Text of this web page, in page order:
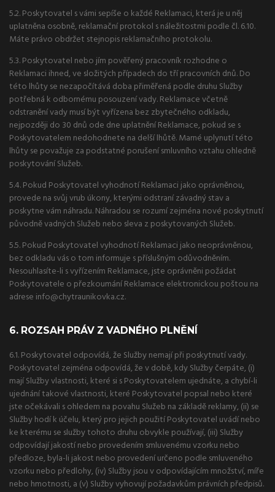
5.2. Poskytovatel s vámi sepíše o každé Reklamaci, která je u něj
uplatněna osobně, reklamační protokol s náležitostmi podle čl. 6.10.
Máte právo obdržet stejnopis reklamačního protokolu.
5.3. Poskytovatel nebo jím pověřený pracovník rozhodne o
Reklamaci ihned, ve složitých případech do tří pracovních dnů. Do
této lhůty se nezapočítává doba přiměřená podle druhu Služby
potřebná k odbornému posouzení vady. Reklamace včetně
odstranění vady musí být vyřízena bez zbytečného odkladu,
nejpozději do 30 dnů ode dne uplatnění Reklamace, pokud se s
Poskytovatelem nedohodnete na delší lhůtě. Marné uplynutí této
lhůty se považuje za podstatné porušení smluvního vztahu ohledně
poskytování Služeb.
5.4. Pokud Poskytovatel vyhodnotí Reklamaci jako oprávněnou,
provede na svůj vrub úkony, kterými odstraní závadný stav a
poskytne vám náhradu. Náhradou se rozumí zejména nové poskytnutí
původně vadných Služeb nebo sleva z poskytovaných Služeb.
5.5. Pokud Poskytovatel vyhodnotí Reklamaci jako neoprávněnou,
bez odkladu vás o tom informuje s příslušným odůvodněním.
Nesouhlasíte-li s vyřízením Reklamace, jste oprávněni požádat
Poskytovatele o přezkoumání Reklamace elektronickou poštou na
adrese info@chytraunikovka.cz.
6. ROZSAH PRÁV Z VADNÉHO PLNĚNÍ
6.1. Poskytovatel odpovídá, že Služby nemají při poskytnutí vady.
Poskytovatel zejména odpovídá, že v době, kdy Služby čerpáte, (i)
mají Služby vlastnosti, které si s Poskytovatelem ujednáte, a chybí-li
ujednání takové vlastnosti, které Poskytovatel popsal nebo které
jste očekávali s ohledem na povahu Služeb na základě reklamy, (ii) se
Služby hodí k účelu, který pro jejich použití Poskytovatel uvádí nebo
ke kterému se služby tohoto druhu obvykle používají, (iii) Služby
odpovídají jakostí nebo provedením smluvenému vzorku nebo
předloze, byla-li jakost nebo provedení určeno podle smluveného
vzorku nebo předlohy, (iv) Služby jsou v odpovídajícím množství, míře
nebo hmotnosti, a (v) Služby vyhovují požadavkům právních předpisů.